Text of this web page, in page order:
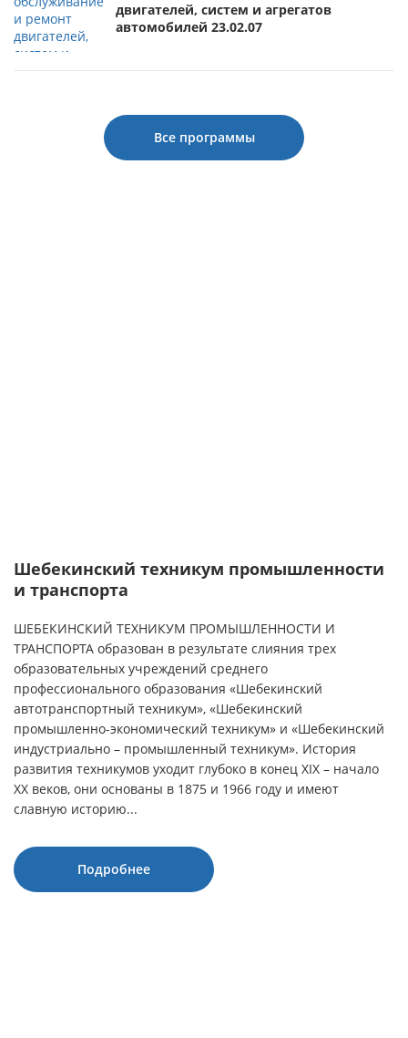
двигателей, систем и агрегатов
автомобилей 23.02.07
Все программы
Шебекинский техникум промышленности
и транспорта
ШЕБЕКИНСКИЙ ТЕХНИКУМ ПРОМЫШЛЕННОСТИ И
ТРАНСПОРТА образован в результате слияния трех
образовательных учреждений среднего
профессионального образования «Шебекинский
автотранспортный техникум», «Шебекинский
промышленно-экономический техникум» и «Шебекинский
индустриально – промышленный техникум». История
развития техникумов уходит глубоко в конец XIX – начало
XX веков, они основаны в 1875 и 1966 году и имеют
славную историю...
Подробнее